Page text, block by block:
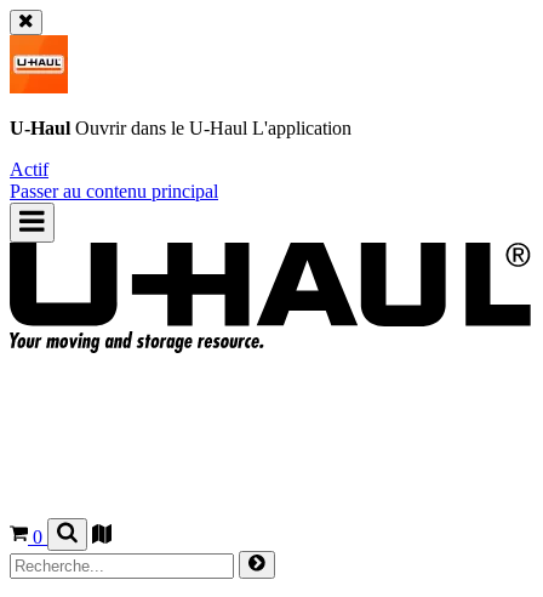
U-Haul Ouvrir dans le U-Haul L'application
Actif
Passer au contenu principal
0